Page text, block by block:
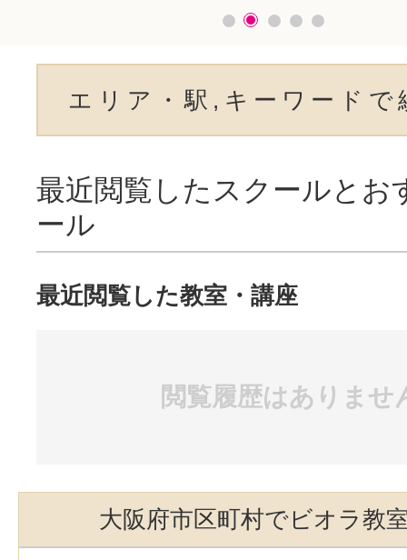
エリア・駅,キーワードで
最近閲覧したスクールとお
ール
最近閲覧した教室・講座
閲覧履歴はありませ
大阪府市区町村でビオラ教